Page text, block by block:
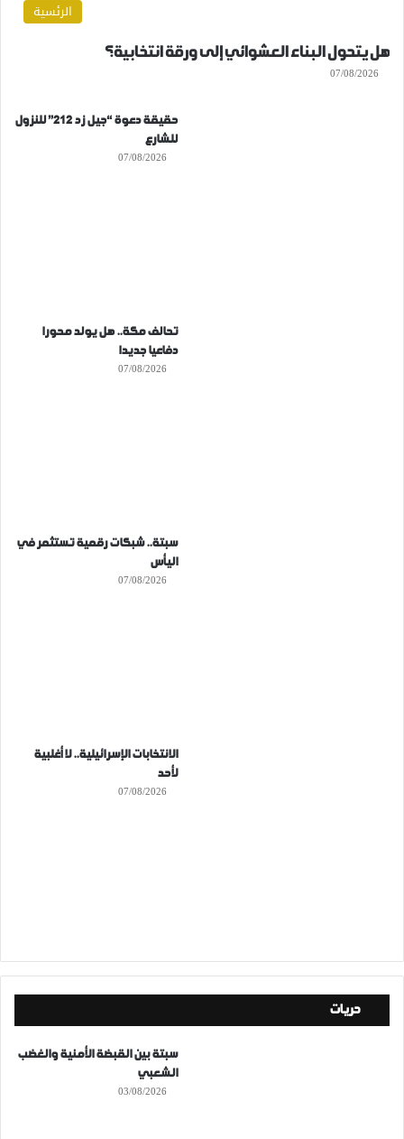
الرئسية
هل يتحول البناء العشوائي إلى ورقة انتخابية؟
07/08/2026
حقيقة دعوة “جيل زد 212” للنزول
للشارع
07/08/2026
تحالف مكة.. هل يولد محورا
دفاعيا جديدا
07/08/2026
سبتة.. شبكات رقمية تستثمر في
اليأس
07/08/2026
الانتخابات الإسرائيلية.. لا أغلبية
لأحد
07/08/2026
حريات
سبتة بين القبضة الأمنية والغضب
الشعبي
03/08/2026